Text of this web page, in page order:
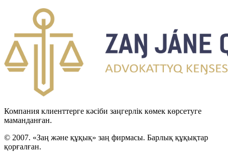
Компания клиенттерге кәсіби заңгерлік көмек көрсетуге
маманданған.
© 2007. «Заң және құқық» заң фирмасы. Барлық құқықтар
қорғалған.